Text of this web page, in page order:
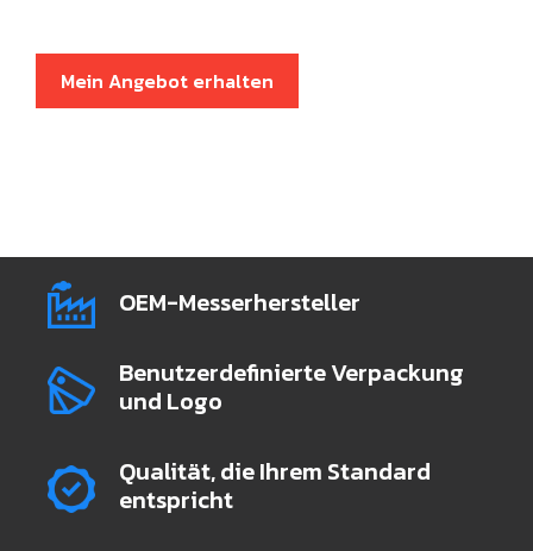
Mein Angebot erhalten
OEM-Messerhersteller
Benutzerdefinierte Verpackung
und Logo
Qualität, die Ihrem Standard
entspricht